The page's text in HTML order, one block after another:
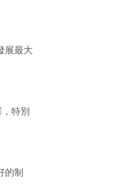
展最大
特別
的制